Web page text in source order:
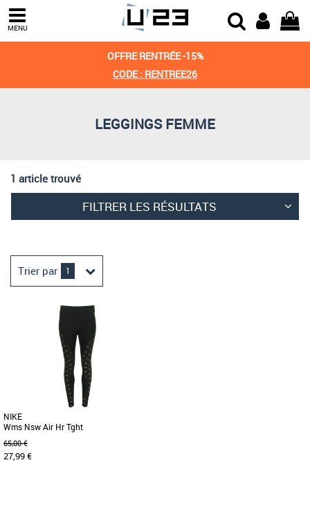
MENU
OFFRE RENTRÉE -15%
CODE : RENTREE26
LEGGINGS FEMME
1 article trouvé
FILTRER LES RÉSULTATS
Trier par 1
Trier par
Derniers arrivages
NIKE
Wms Nsw Air Hr Tght
65,00 €
27,99 €